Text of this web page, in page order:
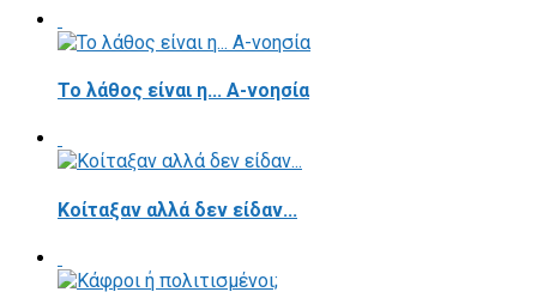
Το λάθος είναι η... Α-νοησία
Κοίταξαν αλλά δεν είδαν...